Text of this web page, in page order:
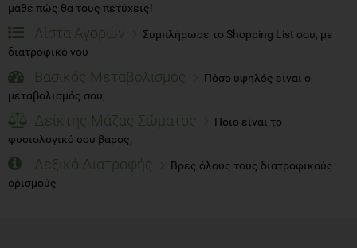
μάθε πώς θα τους πετύχεις!
Λίστα Αγορών
Συμπλήρωσε το Shopping List σου, με
διατροφικό νου
Βασικός Μεταβολισμός
Πόσο υψηλός είναι ο
μεταβολισμός σου;
Δείκτης Μάζας Σώματος
Ποιο είναι το
φυσιολογικό σου βάρος;
Λεξικό Διατροφής
Βρες όλους τους διατροφικούς
ορισμούς